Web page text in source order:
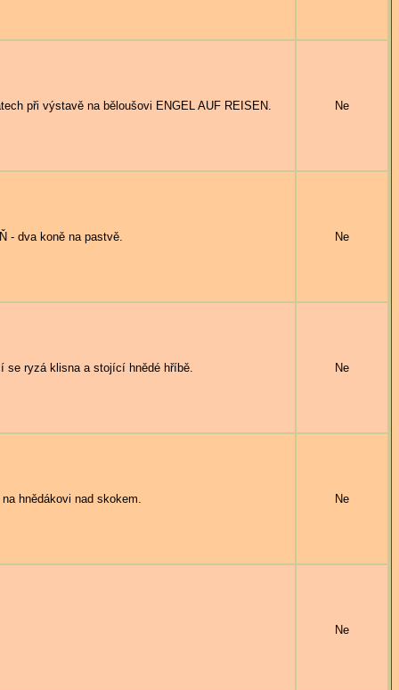
při výstavě na běloušovi ENGEL AUF REISEN. Ne
- dva koně na pastvě. Ne
se ryzá klisna a stojící hnědé hříbě. Ne
hnědákovi nad skokem. Ne
Ne